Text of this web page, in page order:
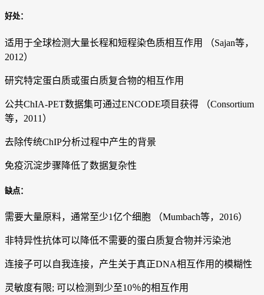
好处：
适用于全球检测大量长程和短程染色质相互作用 （Sajan等，
2012）
研究特定蛋白质或蛋白质复合物的相互作用
公共ChIA-PET数据集可通过ENCODE项目获得 （Consortium
等，2011）
去除传统ChIP分析过程中产生的背景
免疫沉淀步骤降低了数据复杂性
缺点：
需要大量原料，通常至少1亿个细胞 （Mumbach等，2016）
非特异性抗体可以降低不需要的蛋白质复合物并污染池
连接子可以自我连接，产生关于真正DNA相互作用的模糊性
灵敏度有限; 可以检测到少至10％的相互作用